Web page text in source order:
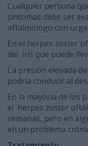
Cualquier persona
síntomas debe ser
oftalmólogo con
En el herpes zoster
del iris que puede
La presión elevada
podría conducir al
En la mayoría de los
el herpes zoster
semanas, pero en
en un problema